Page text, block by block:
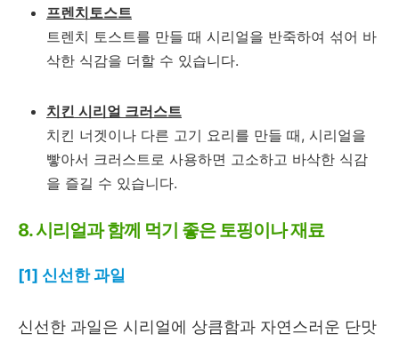
프렌치토스트
트렌치 토스트를 만들 때 시리얼을 반죽하여 섞어 바
삭한 식감을 더할 수 있습니다.
치킨 시리얼 크러스트
치킨 너겟이나 다른 고기 요리를 만들 때, 시리얼을
빻아서 크러스트로 사용하면 고소하고 바삭한 식감
을 즐길 수 있습니다.
8. 시리얼과 함께 먹기 좋은 토핑이나 재료
[1] 신선한 과일
신선한 과일은 시리얼에 상큼함과 자연스러운 단맛